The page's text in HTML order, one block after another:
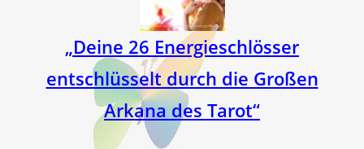
„Deine 26 Energieschlösser
entschlüsselt durch die Großen
Arkana des Tarot“